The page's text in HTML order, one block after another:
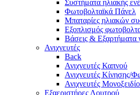
Συστήματα ηλιακής
Φωτοβολταϊκά Πάνελ
Μπαταρίες ηλιακών
Εξοπλισμός
Βάσεις & Εξαρτήματα
Ανιχνευτές
Back
Ανιχνευτές Καπνού
Ανιχνευτές Κίνησης/
Ανιχνευτές
Εξαεριστήρες Λουτρού